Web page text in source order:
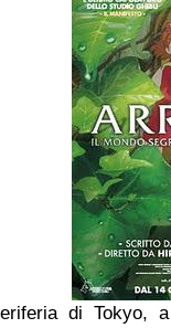
di Tokyo,